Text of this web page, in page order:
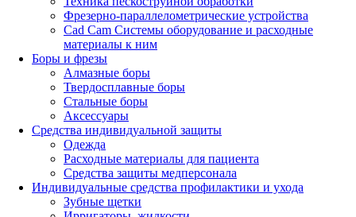
Фрезерно-параллелометрические устройства
Cad Cam Системы оборудование и расходные
материалы к ним
Боры и фрезы
Алмазные боры
Твердосплавные боры
Стальные боры
Аксессуары
Средства индивидуальной защиты
Одежда
Расходные материалы для пациента
Средства защиты медперсонала
Индивидуальные средства профилактики и ухода
Зубные щетки